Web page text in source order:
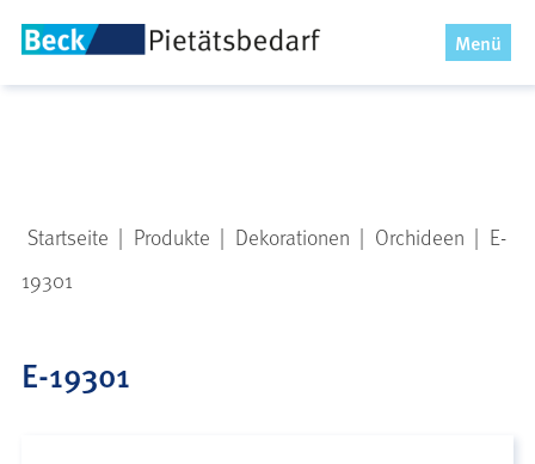
Menü
x
Startseite | Produkte | Dekorationen | Orchideen | E-
19301
E-19301